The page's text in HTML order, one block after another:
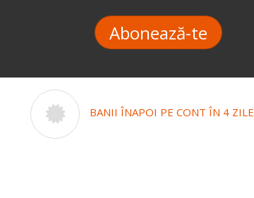
Abonează-te
BANII ÎNAPOI PE CONT ÎN 4 ZILE